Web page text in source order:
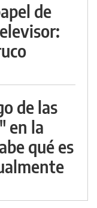
de
de las
en la
qué es